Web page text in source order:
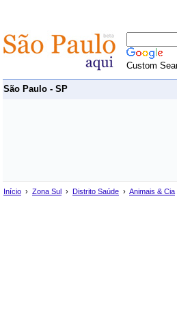
Custom
São Paulo - SP
Início › Zona Sul › Distrito Saúde › Animais & Cia